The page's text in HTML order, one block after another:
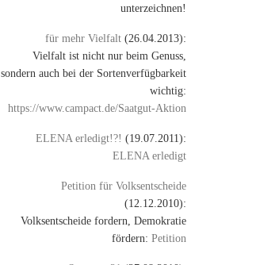
unterzeichnen!
für mehr Vielfalt (26.04.2013):
Vielfalt ist nicht nur beim Genuss,
sondern auch bei der Sortenverfügbarkeit
wichtig:
https://www.campact.de/Saatgut-Aktion
ELENA erledigt!?! (19.07.2011):
ELENA erledigt
Petition für Volksentscheide
(12.12.2010):
Volksentscheide fordern, Demokratie
fördern: Petition